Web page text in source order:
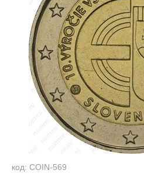
код: COIN-569